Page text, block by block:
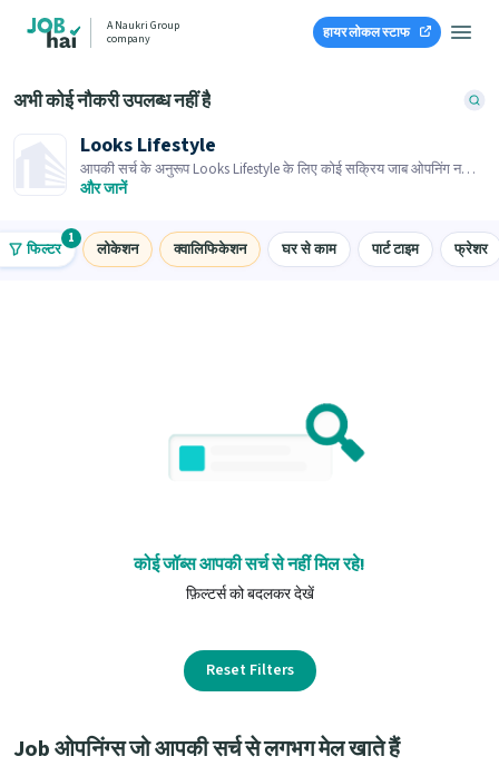
A Naukri Group
company
हायर लोकल स्टाफ
अभी कोई नौकरी उपलब्ध नहीं है
Looks Lifestyle
आपकी सर्च के अनुरूप Looks Lifestyle के लिए कोई सक्रिय जाब ओपनिंग नहीं
है। समान जाब ओपनिंग्स ब्राउज़ करें।
और जानें
फिल्टर
1
लोकेशन क्वालिफिकेशन घर से काम पार्ट टाइम फ्रेशर
कोई जॉब्स आपकी सर्च से नहीं मिल रहे!
फ़िल्टर्स को बदलकर देखें
Reset Filters
Job ओपनिंग्स जो आपकी सर्च से लगभग मेल खाते हैं